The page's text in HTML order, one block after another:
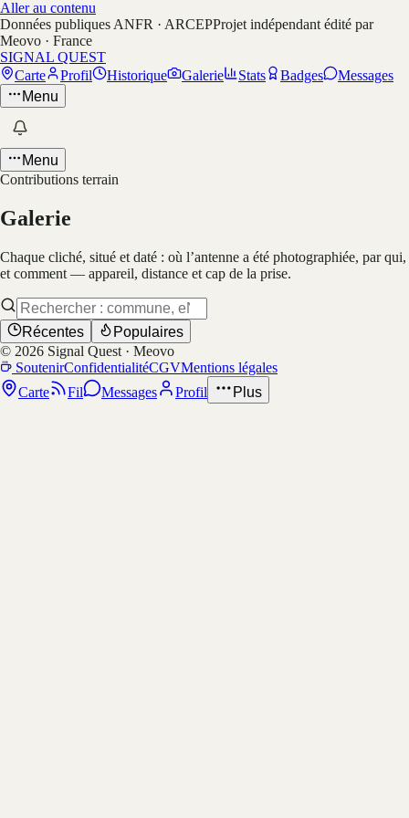
Aller au contenu
Données publiques ANFR · ARCEPProjet indépendant édité par
Meovo · France
SIGNAL QUEST
Carte
Profil Historique Galerie Stats Badges
Messages
Menu
Menu
Contributions terrain
Galerie
Chaque cliché, situé et daté : où l’antenne a été photographiée, par qui,
et comment — appareil, distance et cap de la prise.
Récentes
Populaires
© 2026 Signal Quest · Meovo
SoutenirConfidentialitéCGVMentions légales
Carte
Fil Messages Profil Plus